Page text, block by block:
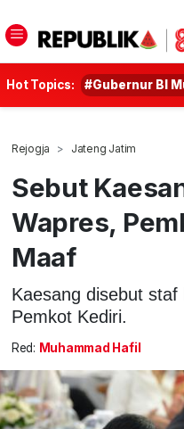
Hot Topics: #Gubernur BI
Rejogja Jateng Jatim
Sebut
Wapres,
Maaf
Kaesang disebut
Pemkot Kediri.
Red: Muhammad Hafil